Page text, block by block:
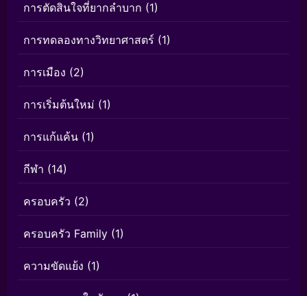
การตัดสินใจที่ยากลำบาก (1)
การทดลองทางวิทยาศาสตร์ (1)
การเมือง (2)
การเริ่มต้นใหม่ (1)
การแก้แค้น (1)
กีฬา (14)
ครอบครัว (2)
ครอบครัว Family (1)
ความขัดแย้ง (1)